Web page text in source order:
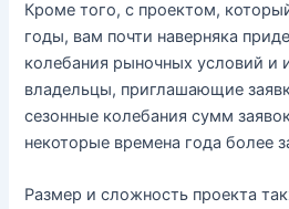
Кроме того, с проектом,
годы, вам почти наверняка
колебания рыночных условий и
владельцы, приглашающие
сезонные колебания сумм
некоторые времена года более
Размер и сложность проекта